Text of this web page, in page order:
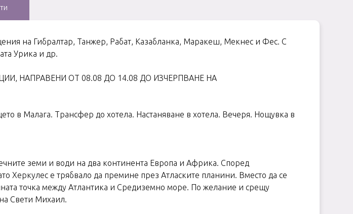
на Гибралтар, Танжер, Рабат, Казабланка, Маракеш, Мекнес и Фес. С
Урика и др.
НАПРАВЕНИ ОТ 08.08 ДО 14.08 ДО ИЗЧЕРПВАНЕ НА
в Малага. Трансфер до хотела. Настаняване в хотела. Вечеря. Нощувка в
земи и води на два континента Европа и Африка. Според
Херкулес е трябвало да премине през Атласките планини. Вместо да се
точка между Атлантика и Средиземно море. По желание и срещу
Свети Михаил.